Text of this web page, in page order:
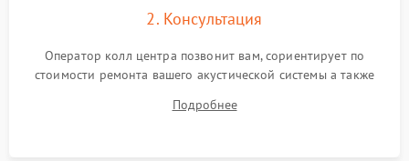
2. Консультация
Оператор колл центра позвонит вам, сориентирует по
стоимости ремонта вашего акустической системы а также
Подробнее